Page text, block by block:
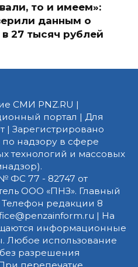
то и имеем»:
данным о
27 тысяч рублей
СМИ PNZ.RU |
портал | Для
| Зарегистрировано
надзору в сфере
технологий и массовых
ФС 77 - 82747 от
ООО «ПНЗ». Главный
редакции 8
| На
информационные
Любое использование
разрешения
перепечатке